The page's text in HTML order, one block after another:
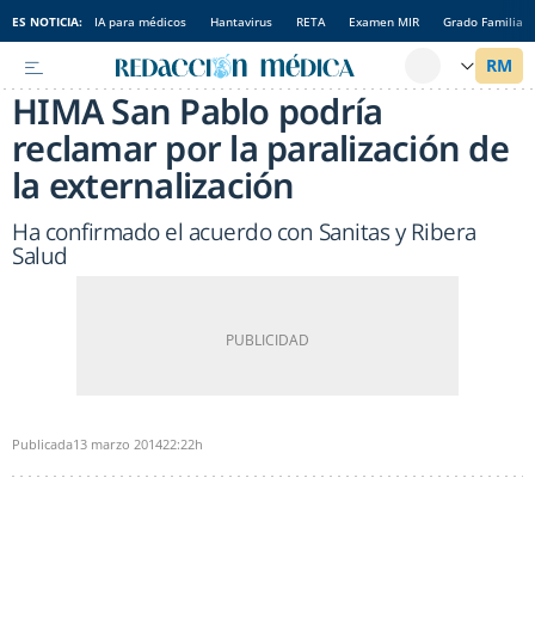
ES NOTICIA: IA para médicos Hantavirus RETA Examen MIR Grado Familia
HIMA San Pablo podría
reclamar por la paralización de
la externalización
Ha confirmado el acuerdo con Sanitas y Ribera
Salud
Publicada13 marzo 201422:22h